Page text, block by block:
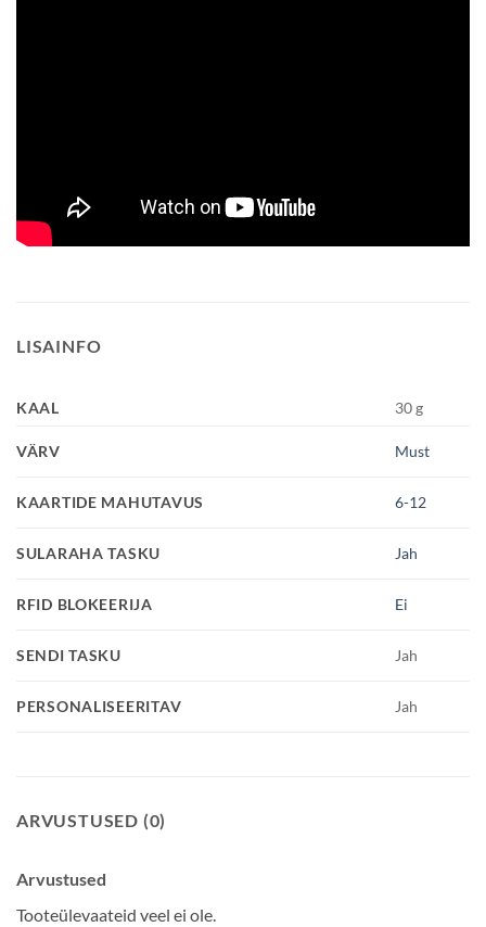
LISAINFO
KAAL 30 g
VÄRV Must
KAARTIDE MAHUTAVUS 6-12
SULARAHA TASKU Jah
RFID BLOKEERIJA Ei
SENDI TASKU Jah
PERSONALISEERITAV Jah
ARVUSTUSED (0)
Arvustused
Tooteülevaateid veel ei ole.